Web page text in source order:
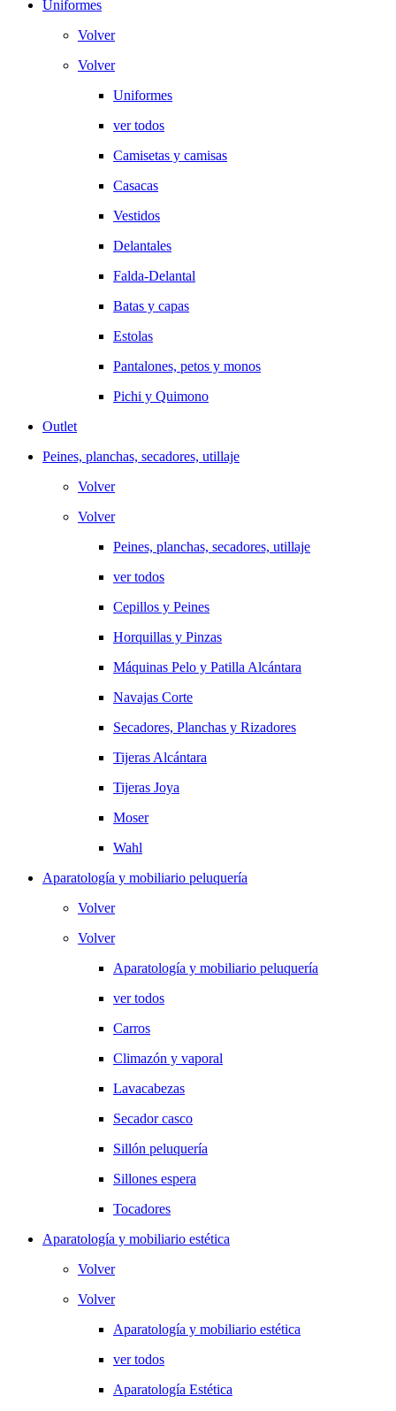
Uniformes
Volver
Volver
Uniformes
ver todos
Camisetas y camisas
Casacas
Vestidos
Delantales
Falda-Delantal
Batas y capas
Estolas
Pantalones, petos y monos
Pichi y Quimono
Outlet
Peines, planchas, secadores, utillaje
Volver
Volver
Peines, planchas, secadores, utillaje
ver todos
Cepillos y Peines
Horquillas y Pinzas
Máquinas Pelo y Patilla Alcántara
Navajas Corte
Secadores, Planchas y Rizadores
Tijeras Alcántara
Tijeras Joya
Moser
Wahl
Aparatología y mobiliario peluquería
Volver
Volver
Aparatología y mobiliario peluquería
ver todos
Carros
Climazón y vaporal
Lavacabezas
Secador casco
Sillón peluquería
Sillones espera
Tocadores
Aparatología y mobiliario estética
Volver
Volver
Aparatología y mobiliario estética
ver todos
Aparatología Estética